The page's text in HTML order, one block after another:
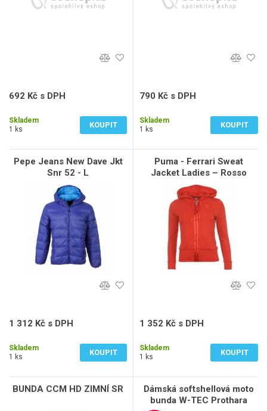
692 Kč s DPH
Skladem
1 ks
KOUPIT
790 Kč s DPH
Skladem
1 ks
KOUPIT
Pepe Jeans New Dave Jkt
Snr 52 - L
1 312 Kč s DPH
Skladem
1 ks
KOUPIT
Puma - Ferrari Sweat
Jacket Ladies – Rosso
Corsa - XS
1 352 Kč s DPH
Skladem
1 ks
KOUPIT
BUNDA CCM HD ZIMNÍ SR
Dámská softshellová moto
bunda W-TEC Prothara